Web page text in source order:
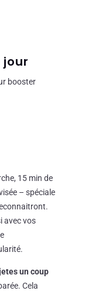
jour
booster
15 min de
– spéciale
avec vos
un coup
Cela